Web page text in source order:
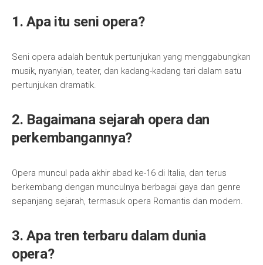
1. Apa itu seni opera?
Seni opera adalah bentuk pertunjukan yang menggabungkan
musik, nyanyian, teater, dan kadang-kadang tari dalam satu
pertunjukan dramatik.
2. Bagaimana sejarah opera dan
perkembangannya?
Opera muncul pada akhir abad ke-16 di Italia, dan terus
berkembang dengan munculnya berbagai gaya dan genre
sepanjang sejarah, termasuk opera Romantis dan modern.
3. Apa tren terbaru dalam dunia
opera?